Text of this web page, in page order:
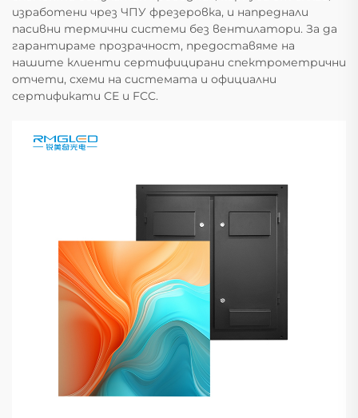
изработени чрез ЧПУ фрезеровка, и напреднали
пасивни термични системи без вентилатори. За да
гарантираме прозрачност, предоставяме на
нашите клиенти сертифицирани спектрометрични
отчети, схеми на системата и официални
сертификати CE и FCC.